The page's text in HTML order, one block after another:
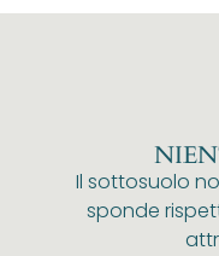
Il sottosuolo
sponde